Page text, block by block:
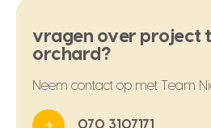
vragen over project
orchard?
Neem contact op met Team
070 3107171